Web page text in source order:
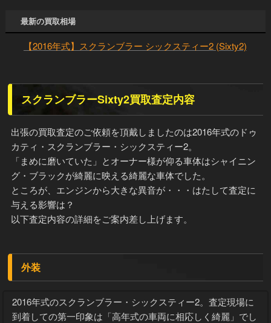
最新の買取相場
【2016年式】スクランブラー シックスティー2 (Sixty2)
スクランブラーSixty2買取査定内容
出張の買取査定のご依頼を頂戴しましたのは2016年式のドゥ
カティ・スクランブラー・シックスティー2。
「まめに磨いていた」とオーナー様が仰る車体はシャイニン
グ・ブラックが綺麗に映える綺麗な車体でした。
ところが、エンジンから大きな異音が・・・はたして査定に
与える影響は？
以下査定内容の詳細をご案内差し上げます。
外装
2016年式のスクランブラー・シックスティー2。査定現場に
到着しての第一印象は「高年式の車両に相応しく綺麗」でし